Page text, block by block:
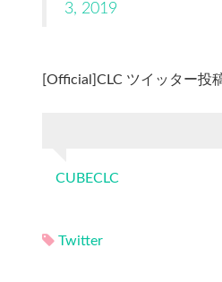
3, 2019
[Official]CLC ツイッター投
CUBECLC
Twitter